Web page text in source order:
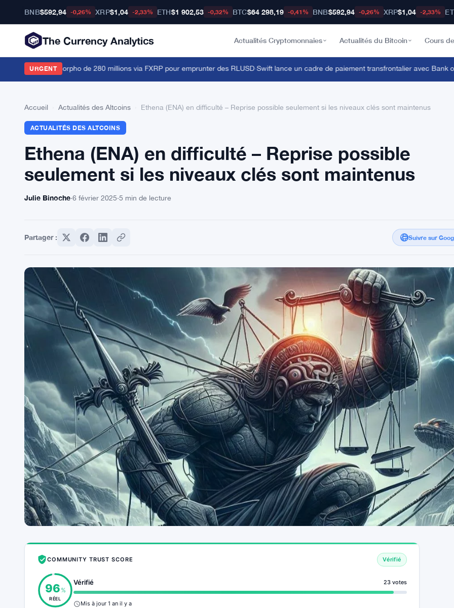
BNB$592,94 -0,26% XRP$1,04 -2,33% ETH$1 902,53 -0,32% BTC$64 298,19 -0,41% BNB$592,94 -0,26% XRP$1,04 -2,33%
The Currency Analytics Actualités Cryptomonnaies Actualités du Bitcoin Cours
URGENT
au coffre Morpho de 280 millions via FXRP pour emprunter des RLUSD·Swift lance un cadre de paiement transfrontalier avec Bank of
Accueil Actualités des Altcoins Ethena (ENA) en difficulté – Reprise possible seulement si les niveaux clés sont maintenus
ACTUALITÉS DES ALTCOINS
Ethena (ENA) en difficulté – Reprise possible
seulement si les niveaux clés sont maintenus
Julie Binoche·6 février 2025·5 min de lecture
Partager : Suivre sur
COMMUNITY TRUST SCORE Vérifié
96 %
RÉEL
Vérifié 23 votes
Mis à jour 1 an il y a